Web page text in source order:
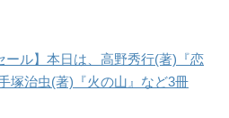
ール】本日は、高野秀行(著)『恋
塚治虫(著)『火の山』など3冊